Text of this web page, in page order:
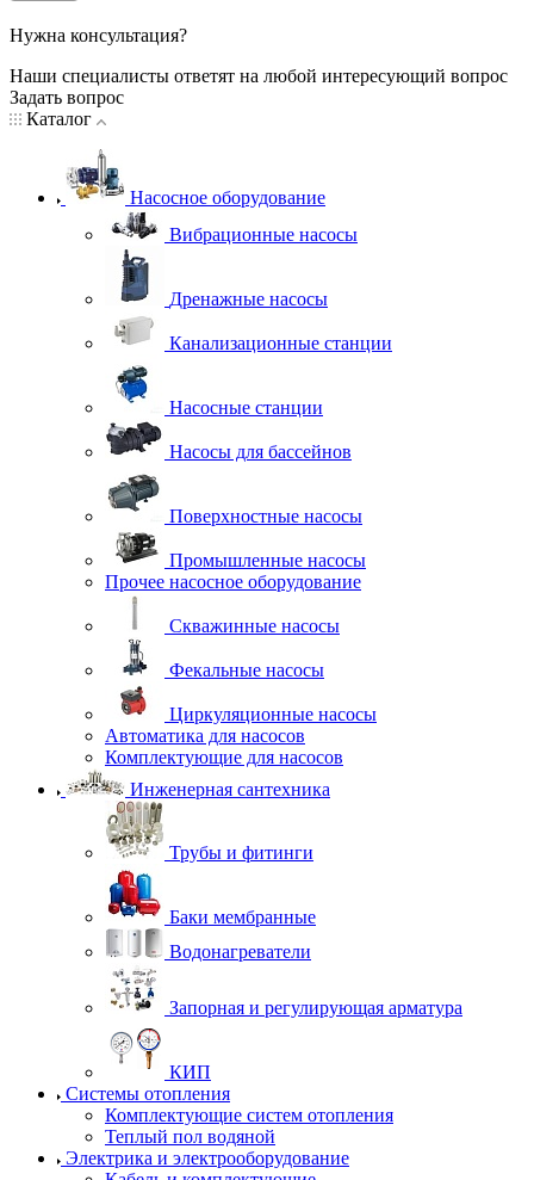
Нужна консультация?
Наши специалисты ответят на любой интересующий вопрос
Задать вопрос
Каталог
Насосное оборудование
Вибрационные насосы
Дренажные насосы
Канализационные станции
Насосные станции
Насосы для бассейнов
Поверхностные насосы
Промышленные насосы
Прочее насосное оборудование
Скважинные насосы
Фекальные насосы
Циркуляционные насосы
Автоматика для насосов
Комплектующие для насосов
Инженерная сантехника
Трубы и фитинги
Баки мембранные
Водонагреватели
Запорная и регулирующая арматура
КИП
Системы отопления
Комплектующие систем отопления
Теплый пол водяной
Электрика и электрооборудование